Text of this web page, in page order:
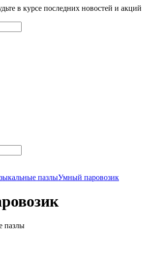
в курсе последних новостей и акций
пазлыУмный паровозик
пазлы